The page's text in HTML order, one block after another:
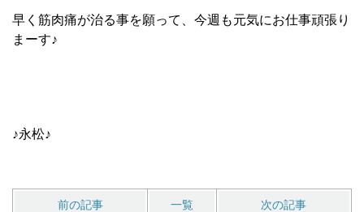
早く筋肉痛が治る事を願って、今週も元気にお仕事頑張り
まーす♪
♪永松♪
前の記事 一覧 次の記事